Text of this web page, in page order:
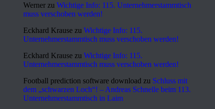
Werner zu Wichtige Info: 115. Unternehmerstammtisch
muss verschoben werden!
Eckhard Krause zu Wichtige Info: 115.
Unternehmerstammtisch muss verschoben werden!
Eckhard Krause zu Wichtige Info: 115.
Unternehmerstammtisch muss verschoben werden!
Football prediction software download zu Schluss mit
dem „schwarzen Loch“! – Andreas Schnelle beim 113.
Unternehmerstammtisch in Laim